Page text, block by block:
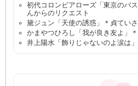
初代コロンビアローズ「東京のバ
んからのリクエスト
黛ジュン「天使の誘惑」＊貞てい
かまやつひろし「我が良き友よ」
井上陽水「飾りじゃないのよ涙は